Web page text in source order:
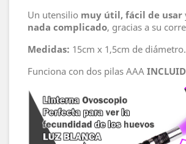
Un utensilio muy útil, fácil de usar
nada complicado, gracias a su
Medidas: 15cm x 1,5cm de diámetro.
Funciona con dos pilas AAA